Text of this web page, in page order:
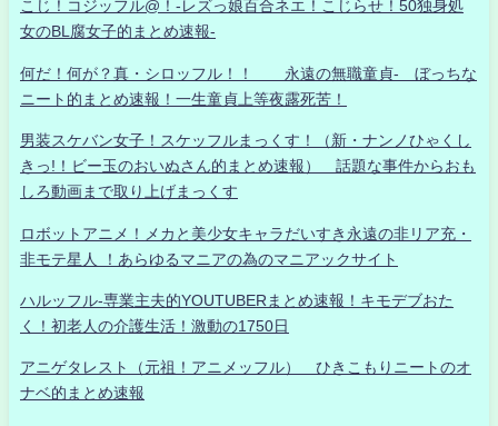
こじ！コジッフル@！-レズっ娘百合ネエ！こじらせ！50独身処
女のBL腐女子的まとめ速報-
何だ！何が？真・シロッフル！！ 永遠の無職童貞- ぼっちな
ニート的まとめ速報！一生童貞上等夜露死苦！
男装スケバン女子！スケッフルまっくす！（新・ナンノひゃくし
きっ!！ビー玉のおいぬさん的まとめ速報） 話題な事件からおも
しろ動画まで取り上げまっくす
ロボットアニメ！メカと美少女キャラだいすき永遠の非リア充・
非モテ星人 ！あらゆるマニアの為のマニアックサイト
ハルッフル-専業主夫的YOUTUBERまとめ速報！キモデブおた
く！初老人の介護生活！激動の1750日
アニゲタレスト（元祖！アニメッフル） ひきこもりニートのオ
ナベ的まとめ速報